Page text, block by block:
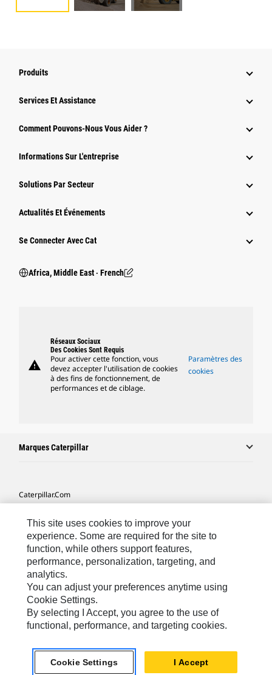
Produits
Services Et Assistance
Comment Pouvons-Nous Vous Aider ?
Informations Sur L'entreprise
Solutions Par Secteur
Actualités Et Événements
Se Connecter Avec Cat
Africa, Middle East ‧ French
warning
Réseaux Sociaux
Des Cookies Sont Requis
Pour activer cette fonction, vous
devez accepter l'utilisation de cookies
à des fins de fonctionnement, de
performances et de ciblage.
Paramètres des
cookies
Marques Caterpillar
Caterpillar.com
Mes Préférences Marketing
Plan Du Site
Cookie Settings
Mentions Légales
Confidentialité
Africa, Middle East-French© 2026 Caterpillar. Tous droits réservés
This site uses cookies to improve your
experience. Some are required for the site to
function, while others support features,
performance, personalization, targeting, and
analytics.
You can adjust your preferences anytime using
Cookie Settings.
By selecting I Accept, you agree to the use of
functional, performance, and targeting cookies.
Cookie Settings I Accept